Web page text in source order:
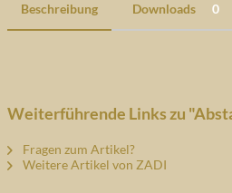
Beschreibung Downloads 0
Weiterführende Links zu
Fragen zum Artikel?
Weitere Artikel von ZADI